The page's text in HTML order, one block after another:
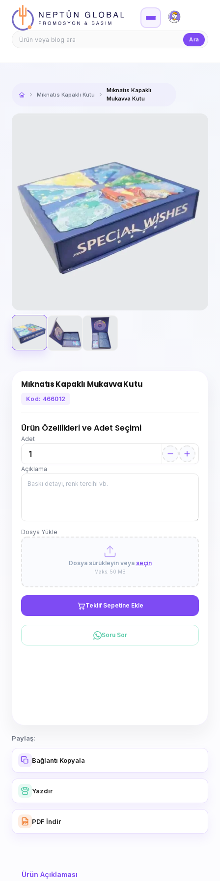
Firma Girişi
Ara
Mıknatıs Kapaklı Kutu
Mıknatıs Kapaklı
Mukavva Kutu
Mıknatıs Kapaklı Mukavva Kutu
Kod: 466012
Ürün Özellikleri ve Adet Seçimi
Adet
Açıklama
Dosya Yükle
Dosya sürükleyin veya seçin
Maks. 50 MB
Teklif Sepetine Ekle
Soru Sor
Paylaş:
Bağlantı Kopyala
Yazdır
PDF İndir
Ürün Açıklaması